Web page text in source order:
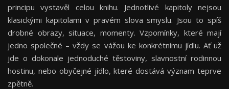
principu vystavěl celou knihu. Jednotlivé kapitoly nejsou
klasickými kapitolami v pravém slova smyslu. Jsou to spíš
drobné obrazy, situace, momenty. Vzpomínky, které mají
jedno společné – vždy se vážou ke konkrétnímu jídlu. Ať už
jde o dokonale jednoduché těstoviny, slavnostní rodinnou
hostinu, nebo obyčejné jídlo, které dostává význam teprve
zpětně.